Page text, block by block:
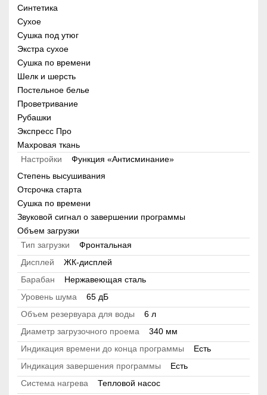
Синтетика
Сухое
Сушка под утюг
Экстра сухое
Сушка по времени
Шелк и шерсть
Постельное белье
Проветривание
Рубашки
Экспресс Про
Махровая ткань
Настройки
Функция «Антисминание»
Степень высушивания
Отсрочка старта
Сушка по времени
Звуковой сигнал о завершении программы
Объем загрузки
Тип загрузки
Фронтальная
Дисплей
ЖК-дисплей
Барабан
Нержавеющая сталь
Уровень шума
65 дБ
Объем резервуара для воды
6 л
Диаметр загрузочного проема
340 мм
Индикация времени до конца программы
Есть
Индикация завершения программы
Есть
Система нагрева
Тепловой насос